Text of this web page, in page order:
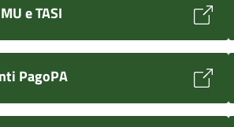
e TASI
PagoPA